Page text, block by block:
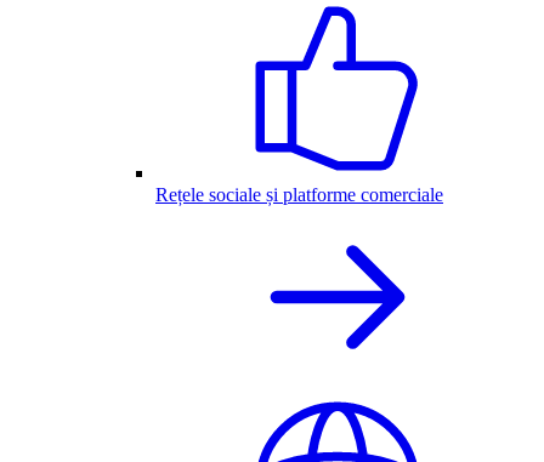
Rețele sociale și platforme comerciale